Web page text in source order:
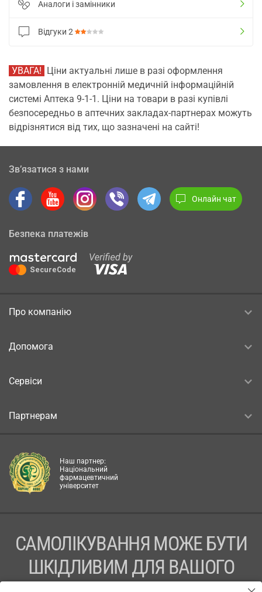
Аналоги і замінники
Відгуки 2
УВАГА! Ціни актуальні лише в разі оформлення
замовлення в електронній медичній інформаційній
системі Аптека 9-1-1. Ціни на товари в разі купівлі
безпосередньо в аптечних закладах-партнерах можуть
відрізнятися від тих, що зазначені на сайті!
Зв’язатися з нами
Онлайн чат
Безпека платежів
Про компанію
Допомога
Сервіси
Партнерам
Наш партнер:
Національний
фармацевтичний
університет
САМОЛІКУВАННЯ МОЖЕ БУТИ
ШКІДЛИВИМ ДЛЯ ВАШОГО